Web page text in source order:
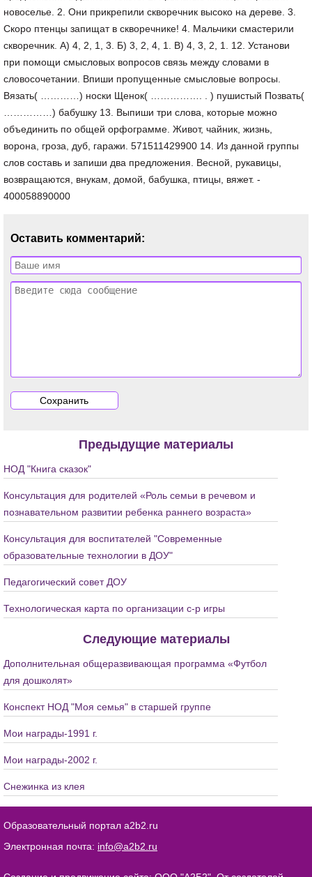
новоселье. 2. Они прикрепили скворечник высоко на дереве. 3.
Скоро птенцы запищат в скворечнике! 4. Мальчики смастерили
скворечник. А) 4, 2, 1, 3. Б) 3, 2, 4, 1. В) 4, 3, 2, 1. 12. Установи
при помощи смысловых вопросов связь между словами в
словосочетании. Впиши пропущенные смысловые вопросы.
Вязать( …………) носки Щенок( ……………. . ) пушистый Позвать(
……………) бабушку 13. Выпиши три слова, которые можно
объединить по общей орфограмме. Живот, чайник, жизнь,
ворона, гроза, дуб, гаражи. 571511429900 14. Из данной группы
слов составь и запиши два предложения. Весной, рукавицы,
возвращаются, внукам, домой, бабушка, птицы, вяжет. -
400058890000
Оставить комментарий:
Предыдущие материалы
НОД "Книга сказок"
Консультация для родителей «Роль семьи в речевом и
познавательном развитии ребенка раннего возраста»
Консультация для воспитателей "Современные
образовательные технологии в ДОУ"
Педагогический совет ДОУ
Технологическая карта по организации с-р игры
Следующие материалы
Дополнительная общеразвивающая программа «Футбол
для дошколят»
Конспект НОД "Моя семья" в старшей группе
Мои награды-1991 г.
Мои награды-2002 г.
Снежинка из клея
Образовательный портал a2b2.ru
Электронная почта: info@a2b2.ru